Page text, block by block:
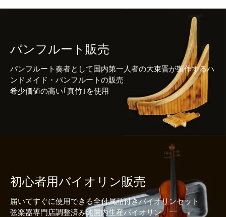
パンフルート販売
パンフルート奏者として国内第一人者の大束晋が製作するハ
ンドメイド・パンフルートの販売
希少価値の高い｢真竹｣を使用
初心者用バイオリン販売
届いてすぐに使用できる全付属品付きバイオリンセット
弦楽器専門店調整済み純国内生産バイオリン